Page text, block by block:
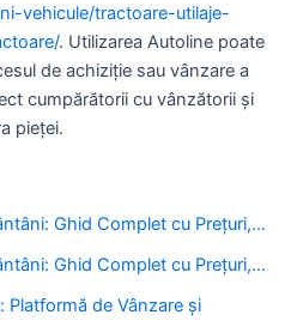
vehicule/tractoare-utilaje-
. Utilizarea Autoline poate
de achiziție sau vânzare a
cumpărătorii cu vânzătorii și
pieței.
Ghid Complet cu Prețuri,…
Ghid Complet cu Prețuri,…
Platformă de Vânzare și